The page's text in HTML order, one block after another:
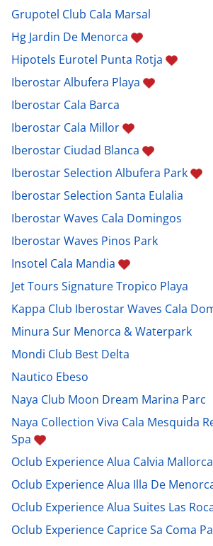
Grupotel Club Cala Marsal
Hg Jardin De Menorca
Hipotels Eurotel Punta Rotja
Iberostar Albufera Playa
Iberostar Cala Barca
Iberostar Cala Millor
Iberostar Ciudad Blanca
Iberostar Selection Albufera Park
Iberostar Selection Santa Eulalia
Iberostar Waves Cala Domingos
Iberostar Waves Pinos Park
Insotel Cala Mandia
Jet Tours Signature Tropico Playa
Kappa Club Iberostar Waves Cala
Minura Sur Menorca & Waterpark
Mondi Club Best Delta
Nautico Ebeso
Naya Club Moon Dream Marina Parc
Naya Collection Viva Cala Mesquida
Spa
Oclub Experience Alua Calvia Mallorca
Oclub Experience Alua Illa De
Oclub Experience Alua Suites Las
Oclub Experience Caprice Sa Coma